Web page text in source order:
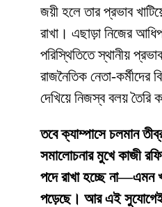
জয়ী হলে তার প্রভাব
রাখা। এছাড়া নিজের
পরিস্থিতিতে স্থানীয়
রাজনৈতিক নেতা-কর্মীদের
দেখিয়ে নিজস্ব বলয় তৈরি
তবে ক্যাম্পাসে চলমান
সমালোচনার মুখে কাজী
পদে রাখা হচ্ছে না—এমন
পড়েছে। আর এই সুযোগেই